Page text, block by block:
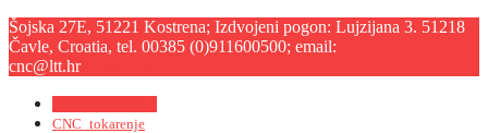
Šojska 27E, 51221 Kostrena; Izdvojeni pogon: Lujzijana 3. 51218
Čavle, Croatia, tel. 00385 (0)911600500; email:
cnc@ltt.hrKONTAKT
CNC_tokarenje